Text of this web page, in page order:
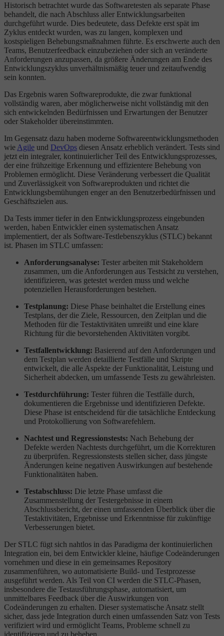
Historisch betrachtet wurde das Softwaretesten als separate Phase
behandelt, die nach Abschluss aller Entwicklungsarbeiten
durchgeführt wurde. Dies bedeutete, dass Defekte erst spät im
Zyklus entdeckt wurden, was zu langen, komplexen und
kostspieligen Behebungsmaßnahmen führte. Es erschwerte auch den
Teams, Benutzerfeedback einzubeziehen oder sich an veränderte
Anforderungen anzupassen, da größere Änderungen am Ende des
Entwicklungszyklus unverhältnismäßig teuer und zeitaufwendig
sein konnten.
Das Ergebnis waren Softwareprodukte, die zwar funktional
vollständig waren, aber möglicherweise nicht vollständig mit den
sich entwickelnden Bedürfnissen und Erwartungen der Benutzer
oder Stakeholder übereinstimmten.
Im Gegensatz dazu haben moderne Softwareentwicklungsmethoden
wie Agile und DevOps diesen Ansatz erheblich verändert. Tests sind
jetzt ein integraler, kontinuierlicher Teil des Entwicklungsprozesses,
der eine frühzeitige Erkennung und effizientere Behebung von
Problemen ermöglicht. Diese Veränderung verbessert die Qualität
und Zuverlässigkeit von Softwareprodukten und richtet die
Entwicklungsbemühungen enger an den Benutzerbedürfnissen und
Geschäftszielen aus.
Da Tests immer tiefer in den Entwicklungsprozess eingebunden
werden, haben Entwickler einen systematischen Ansatz
implementiert, der als Software-Testlebenszyklus (STLC) bekannt
ist. Phasen im STLC umfassen:
Anforderungsanalyse: Tester arbeiten mit Stakeholdern
zusammen, um die Anforderungen aus Testsicht zu verstehen,
identifizieren, was getestet werden muss und welche
potenziellen Herausforderungen bestehen.
Testplanung: Diese Phase beinhaltet die Erstellung eines
Testplans, der die Ziele, Ressourcen, den Zeitplan und die
Methoden für die Testaktivitäten umreißt und eine klare
Richtung für die bevorstehenden Aktivitäten vorgibt.
Testfallentwicklung: Basierend auf den Anforderungen und
dem Testplan werden detaillierte Testfälle und Skripte
entwickelt, die alle Aspekte der Funktionalität, Leistung und
Sicherheit abdecken, um umfassende Tests zu gewährleisten.
Testdurchführung: Tester führen die Testfälle durch,
dokumentieren die Ergebnisse und identifizieren Defekte.
Diese Phase ist entscheidend für die tatsächliche Entdeckung
und Protokollierung von Softwarefehlern.
Nachtest und Regressionstests: Nach Behebung der
Defekte werden Nachtests durchgeführt, um die Korrekturen
zu überprüfen. Regressionstests stellen sicher, dass jüngste
Änderungen keine negativen Auswirkungen auf bestehende
Funktionalitäten haben.
Testabschluss: Die letzte Phase umfasst die
Zusammenstellung der Testergebnisse in einem
Abschlussbericht, der einen umfassenden Überblick über die
Testaktivitäten, Ergebnisse und Erkenntnisse für zukünftige
Verbesserungen bietet.
Der STLC fügt sich nahtlos in das Paradigma der kontinuierlichen
Integration ein, bei dem Entwickler kleine, häufige Codeänderungen
vornehmen und diese in ein gemeinsames Repository
zusammenführen, wo automatisierte Build- und Testprozesse
ausgeführt werden. Als Teil von CI werden die STLC-Phasen,
insbesondere die Testausführungsphase, automatisiert, um
unmittelbares Feedback über die Auswirkungen von
Codeänderungen zu erhalten. Dieser systematische Ansatz stellt
sicher, dass jede Integration durch einen umfassenden Satz von Tests
verifiziert wird und ermöglicht Teams, Probleme schnell zu
identifizieren und zu beheben.